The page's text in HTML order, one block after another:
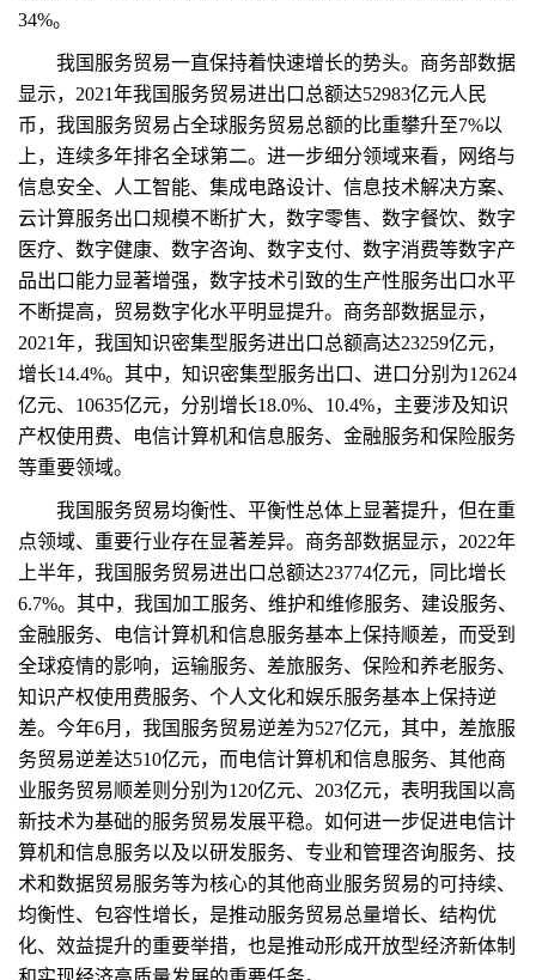
34%。
我国服务贸易一直保持着快速增长的势头。商务部数据
显示，2021年我国服务贸易进出口总额达52983亿元人民
币，我国服务贸易占全球服务贸易总额的比重攀升至7%以
上，连续多年排名全球第二。进一步细分领域来看，网络与
信息安全、人工智能、集成电路设计、信息技术解决方案、
云计算服务出口规模不断扩大，数字零售、数字餐饮、数字
医疗、数字健康、数字咨询、数字支付、数字消费等数字产
品出口能力显著增强，数字技术引致的生产性服务出口水平
不断提高，贸易数字化水平明显提升。商务部数据显示，
2021年，我国知识密集型服务进出口总额高达23259亿元，
增长14.4%。其中，知识密集型服务出口、进口分别为12624
亿元、10635亿元，分别增长18.0%、10.4%，主要涉及知识
产权使用费、电信计算机和信息服务、金融服务和保险服务
等重要领域。
我国服务贸易均衡性、平衡性总体上显著提升，但在重
点领域、重要行业存在显著差异。商务部数据显示，2022年
上半年，我国服务贸易进出口总额达23774亿元，同比增长
6.7%。其中，我国加工服务、维护和维修服务、建设服务、
金融服务、电信计算机和信息服务基本上保持顺差，而受到
全球疫情的影响，运输服务、差旅服务、保险和养老服务、
知识产权使用费服务、个人文化和娱乐服务基本上保持逆
差。今年6月，我国服务贸易逆差为527亿元，其中，差旅服
务贸易逆差达510亿元，而电信计算机和信息服务、其他商
业服务贸易顺差则分别为120亿元、203亿元，表明我国以高
新技术为基础的服务贸易发展平稳。如何进一步促进电信计
算机和信息服务以及以研发服务、专业和管理咨询服务、技
术和数据贸易服务等为核心的其他商业服务贸易的可持续、
均衡性、包容性增长，是推动服务贸易总量增长、结构优
化、效益提升的重要举措，也是推动形成开放型经济新体制